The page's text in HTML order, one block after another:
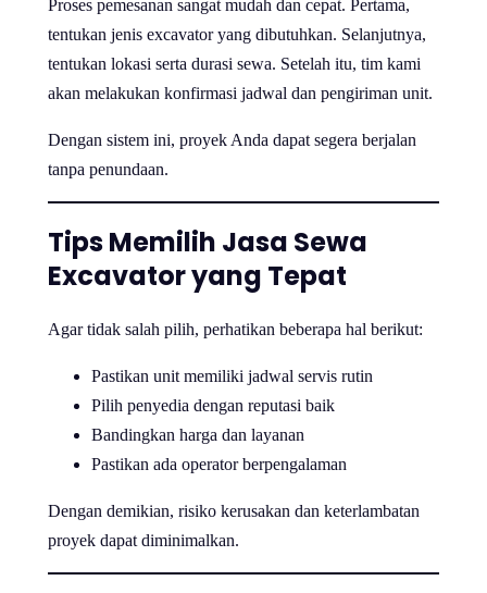
Proses pemesanan sangat mudah dan cepat. Pertama,
tentukan jenis excavator yang dibutuhkan. Selanjutnya,
tentukan lokasi serta durasi sewa. Setelah itu, tim kami
akan melakukan konfirmasi jadwal dan pengiriman unit.
Dengan sistem ini, proyek Anda dapat segera berjalan
tanpa penundaan.
Tips Memilih Jasa Sewa
Excavator yang Tepat
Agar tidak salah pilih, perhatikan beberapa hal berikut:
Pastikan unit memiliki jadwal servis rutin
Pilih penyedia dengan reputasi baik
Bandingkan harga dan layanan
Pastikan ada operator berpengalaman
Dengan demikian, risiko kerusakan dan keterlambatan
proyek dapat diminimalkan.